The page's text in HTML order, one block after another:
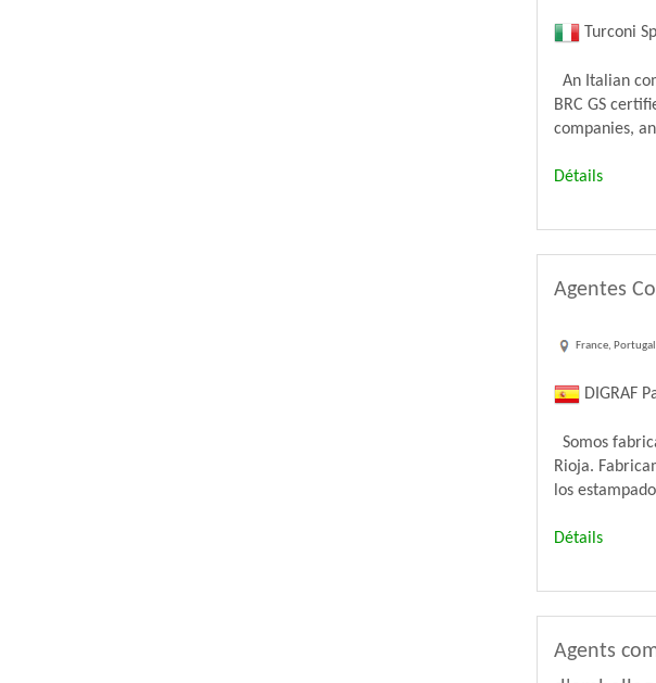
Turconi
An Italian
BRC GS
companies,
Détails
Agentes
France,
DIGRAF
Somos
Rioja.
los
Détails
Agents